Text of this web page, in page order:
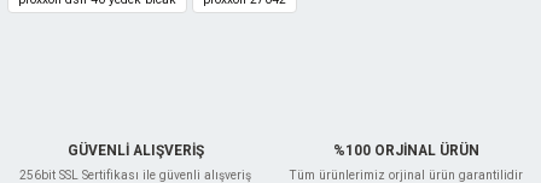
GÜVENLİ ALIŞVERİŞ
256bit SSL Sertifikası ile güvenli alışveriş
%100 ORJİNAL ÜRÜN
Tüm ürünlerimiz orjinal ürün garantilidir